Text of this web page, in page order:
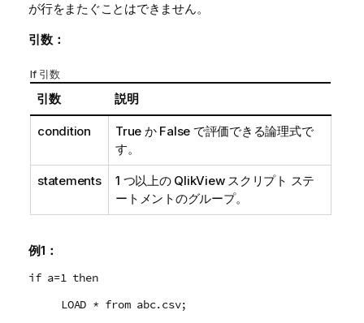
が行をまたぐことはできません。
引数：
If 引数
引数 説明
condition True か False で評価できる論理式で
す。
statements 1 つ以上の QlikViewスクリプト ステ
ートメントのグループ。
例1：
if a=1 then
LOAD * from abc.csv;